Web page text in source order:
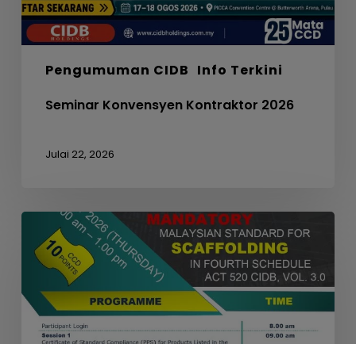
Pengumuman CIDB Info Terkini
Seminar Konvensyen Kontraktor 2026
Julai 22, 2026
WEBINAR
MANDATORY
MALAYSIAN
STANDARD
FOR
SCAFFOLDING